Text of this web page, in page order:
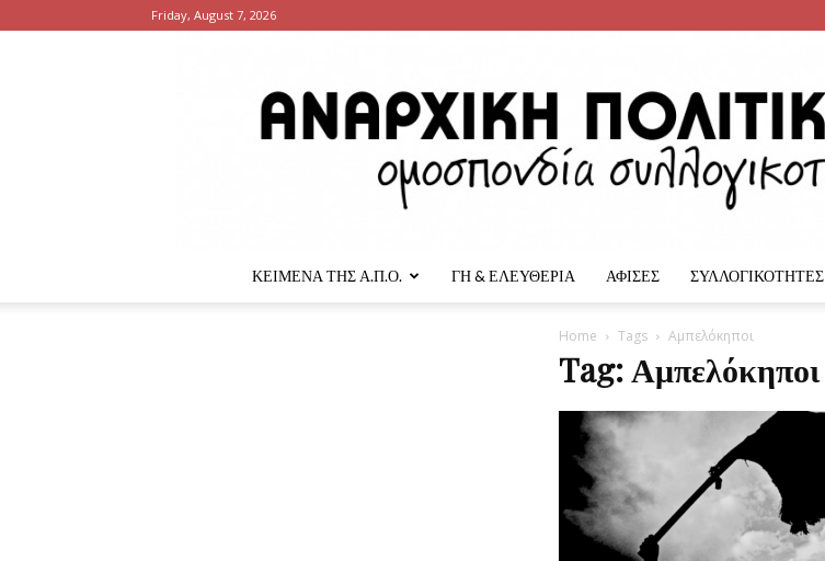
Friday, August 7, 2026
Πολιτική
ΚΕΙΜΕΝΑ ΤΗΣ Α.Π.Ο. ΓΗ & ΕΛΕΥΘΕΡΙΑ ΑΦΙΣΕΣ ΣΥΛΛΟΓΙΚΟΤΗΤΕΣ
Home Tags Αμπελόκηποι
Tag: Αμπελόκηποι